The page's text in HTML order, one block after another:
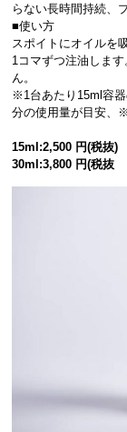
らない長時間持続、
■使い方
スポイトにオイルを
1コマずつ注油しま
ん。
※1台あたり15ml容
分の使用量が目安、
15ml:2,500 円(税抜)
30ml:3,800 円(税抜